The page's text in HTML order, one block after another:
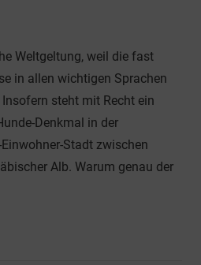
Weltgeltung, weil die fast
in allen wichtigen Sprachen
steht mit Recht ein
Denkmal in der
Stadt zwischen
Alb. Warum genau der